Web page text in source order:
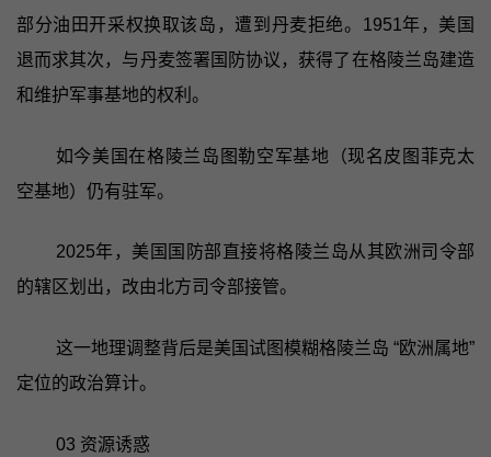
部分油田开采权换取该岛，遭到丹麦拒绝。1951年，美国
退而求其次，与丹麦签署国防协议，获得了在格陵兰岛建造
和维护军事基地的权利。
如今美国在格陵兰岛图勒空军基地（现名皮图菲克太
空基地）仍有驻军。
2025年，美国国防部直接将格陵兰岛从其欧洲司令部
的辖区划出，改由北方司令部接管。
这一地理调整背后是美国试图模糊格陵兰岛 “欧洲属地”
定位的政治算计。
03 资源诱惑